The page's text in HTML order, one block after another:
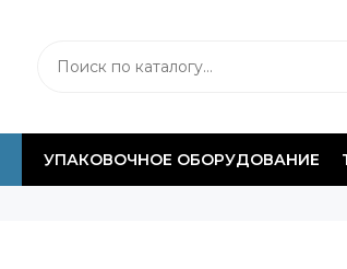
УПАКОВОЧНОЕ ОБОРУДОВАНИЕ